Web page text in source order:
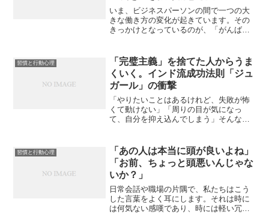
いま、ビジネスパーソンの間で一つの大
きな働き方の変化が起きています。その
きっかけとなっているのが、「がんばる
案した、あるビジネス書のヒットです。
多くの人がその思想に共感...
習慣と行動心理
「完璧主義」を捨てた人からうま
くいく。インド流成功法則「ジュ
ガール」の衝撃
「やりたいことはあるけれど、失敗が怖
くて動けない」「周りの目が気になっ
て、自分を抑え込んでしまう」そんな悩
GoogleやMicrosoftのトップを数多く輩出
するインド...
習慣と行動心理
「あの人は本当に頭が良いよね」
「お前、ちょっと頭悪いんじゃな
いか？」
日常会話や職場の片隅で、私たちはこう
した言葉をよく耳にします。それは時に
は何気ない感嘆であり、時には軽い冗談